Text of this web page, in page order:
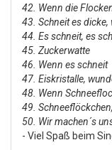
42. Wenn die
43. Schneit es dicke,
44. Es schneit, es
45. Zuckerwatte
46. Wenn es schneit
47. Eiskristalle,
48. Wenn
49.
50. Wir machen´s
- Viel Spaß beim